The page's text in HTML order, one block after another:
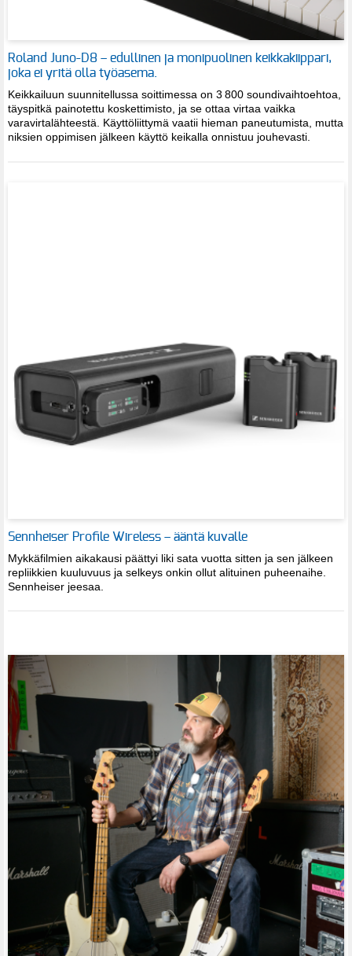
Roland Juno-D8 – edullinen ja monipuolinen keikkakiippari,
joka ei yritä olla työasema.
Keikkailuun suunnitellussa soittimessa on 3 800 soundivaihtoehtoa,
täyspitkä painotettu koskettimisto, ja se ottaa virtaa vaikka
varavirtalähteestä. Käyttöliittymä vaatii hieman paneutumista, mutta
niksien oppimisen jälkeen käyttö keikalla onnistuu jouhevasti.
Sennheiser Profile Wireless – ääntä kuvalle
Mykkäfilmien aikakausi päättyi liki sata vuotta sitten ja sen jälkeen
repliikkien kuuluvuus ja selkeys onkin ollut alituinen puheenaihe.
Sennheiser jeesaa.